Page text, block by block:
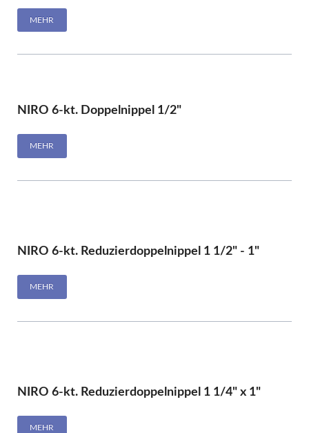
MEHR
NIRO 6-kt. Doppelnippel 1/2"
MEHR
NIRO 6-kt. Reduzierdoppelnippel 1 1/2" - 1"
MEHR
NIRO 6-kt. Reduzierdoppelnippel 1 1/4" x 1"
MEHR